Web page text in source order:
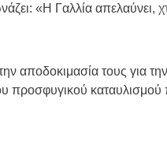
«Η Γαλλία απελαύνει,
αποδοκιμασία τους για
προσφυγικού καταυλισμού